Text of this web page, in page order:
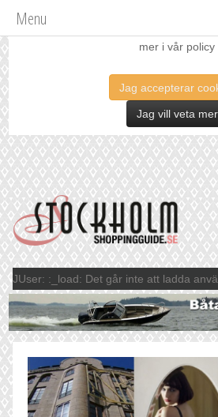
Vi använder oss av cookies för att
mer i vår policy
Jag accepterar
Jag vill veta mer
Menu
JUser: :_load: Det går inte att ladda